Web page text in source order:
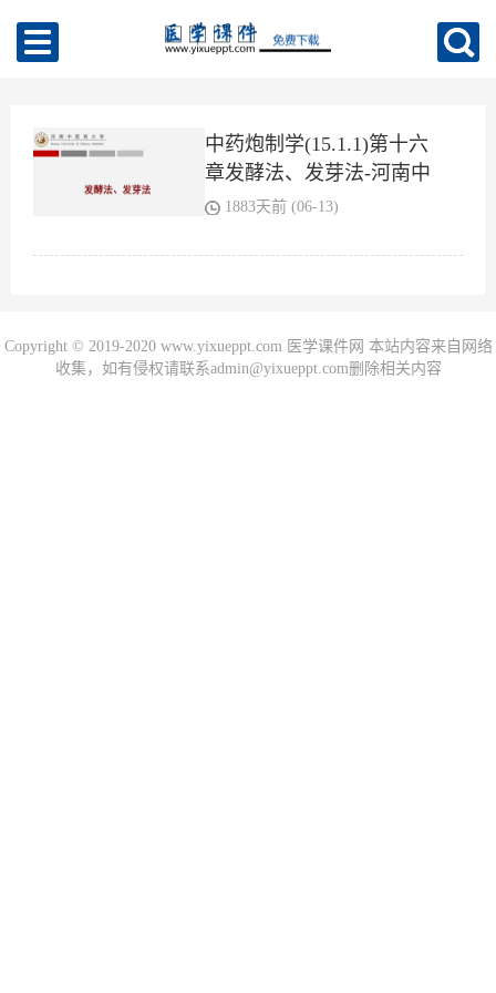
中药炮制学(15.1.1)第十六
章发酵法、发芽法-河南中
医药大学.pdf
1883天前 (06-13)
Copyright © 2019-2020 www.yixueppt.com 医学课件网 本站内容来自网络
收集，如有侵权请联系admin@yixueppt.com删除相关内容